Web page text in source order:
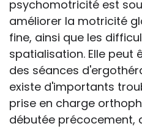
psychomotricité est
améliorer la motricité
fine, ainsi que les
spatialisation. Elle peut
des séances
existe d'importants
prise en charge
débutée précocement,